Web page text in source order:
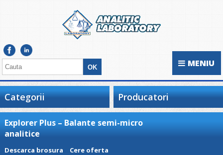
MENIU
Categorii Producatori
Explorer Plus – Balante semi-micro
analitice
Descarca brosura Cere oferta